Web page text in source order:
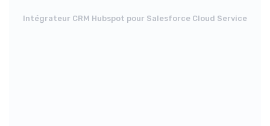
Intégrateur CRM Hubspot pour Salesforce Cloud Service